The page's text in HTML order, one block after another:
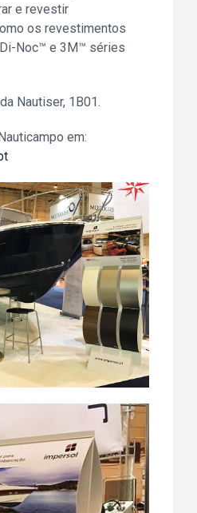
e revestir
os revestimentos
Noc™ e 3M™ séries
Nautiser, 1B01.
em: